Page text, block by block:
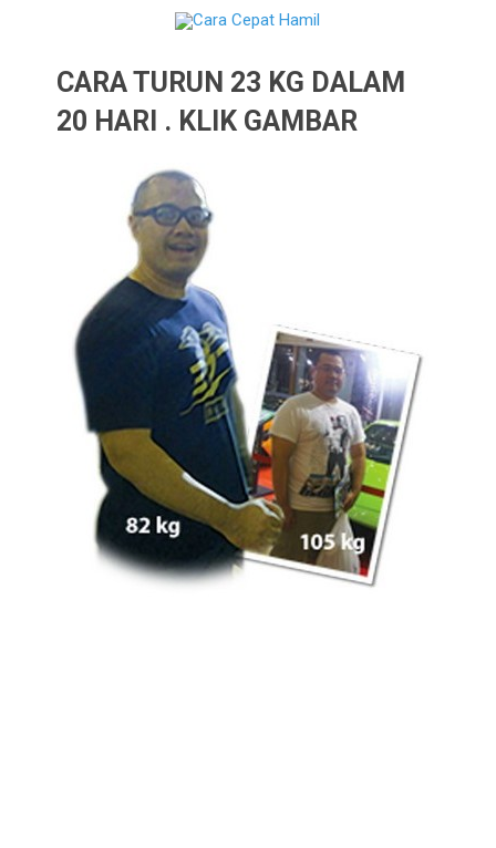
CARA TURUN 23 KG DALAM
20 HARI . KLIK GAMBAR